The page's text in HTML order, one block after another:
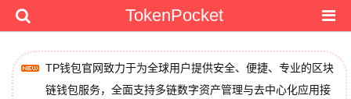
TokenPocket
TP钱包官网致力于为全球用户提供安全、便捷、专业的区块
链钱包服务，全面支持多链数字资产管理与去中心化应用接